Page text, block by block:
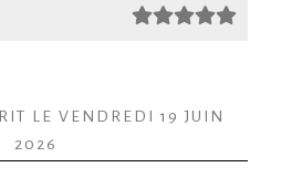
LE VENDREDI 19 JUIN
2026